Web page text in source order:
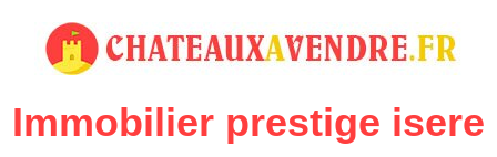
Immobilier prestige isere